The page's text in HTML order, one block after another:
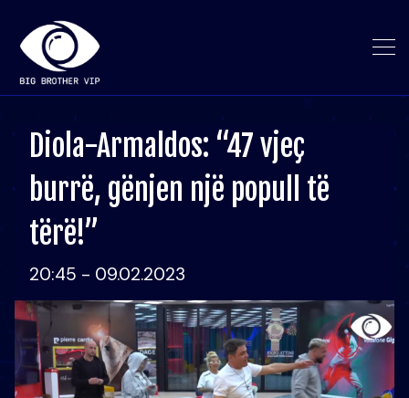
Diola-Armaldos: “47 vjeç
burrë, gënjen një popull të
tërë!”
20:45 - 09.02.2023